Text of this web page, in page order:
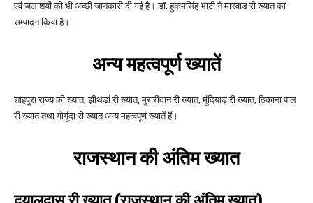
एवं जलाशयों की भी अच्छी जानकारी दी गई है। डॉ. हुकमसिंह भाटी ने मारवाड़ री ख्यात का
सम्पादन किया है।
अन्य महत्वपूर्ण ख्यातें
शाहपुरा राज्य की ख्यात, झीथड़ां री ख्यात, मुरारीदान री ख्यात, मूंदियाड़ री ख्यात, ठिकाना पाल
री ख्यात तथा गोगूंदा री ख्यात अन्य महत्वपूर्ण ख्यातें हैं।
राजस्थान की अंतिम ख्यात